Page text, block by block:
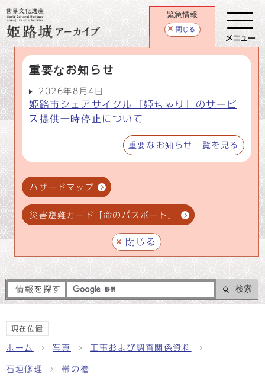
緊急情報
閉じる
重要なお知らせ
2026年8月4日
姫路市シェアサイクル「姫ちゃり」のサービ
ス提供一時停止について
重要なお知らせ一覧を見る
ハザードマップ
災害避難カード「命のパスポート」
閉じる
メニュー
情報を探す 検索
現在位置
ホーム 写真 工事および調査関係資料
石垣修理 帯の櫓